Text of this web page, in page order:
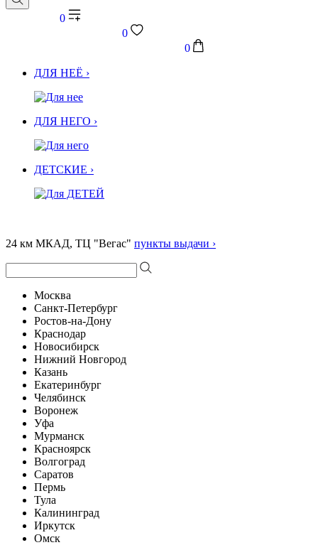
0
0
0
ДЛЯ НЕЁ ›
ДЛЯ НЕГО ›
ДЕТСКИЕ ›
24 км МКАД, ТЦ "Вегас" пункты выдачи ›
Москва
Санкт-Петербург
Ростов-на-Дону
Краснодар
Новосибирск
Нижний Новгород
Казань
Екатеринбург
Челябинск
Воронеж
Уфа
Мурманск
Красноярск
Волгоград
Саратов
Пермь
Тула
Калининград
Иркутск
Омск